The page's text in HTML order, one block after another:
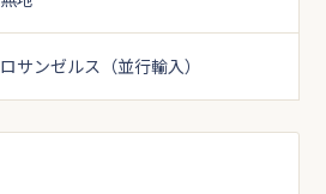
ロサンゼルス（並行輸入）